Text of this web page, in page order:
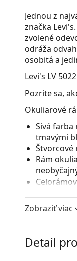
Jednou z
značka
zvolené
odráža
osobitá a
Levi's LV
Pozrite sa,
Okuliarové
Sivá farba
tmavými
Štvorcové
Rám
patrí
pred
Príslušenstvo
Zobraziť viac
Detail